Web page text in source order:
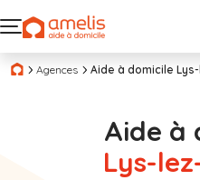
Agences Aide à domicile
Aide à
Lys-